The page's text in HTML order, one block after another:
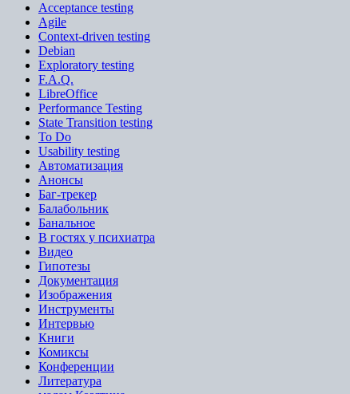
Acceptance testing
Agile
Context-driven testing
Debian
Exploratory testing
F.A.Q.
LibreOffice
Performance Testing
State Transition testing
To Do
Usability testing
Автоматизация
Анонсы
Баг-трекер
Балабольник
Банальное
В гостях у психиатра
Видео
Гипотезы
Документация
Изображения
Инструменты
Интервью
Книги
Комиксы
Конференции
Литература